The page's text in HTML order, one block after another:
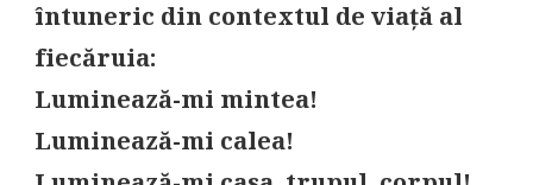
întuneric din contextul de viață al
fiecăruia:
Luminează-mi mintea!
Luminează-mi calea!